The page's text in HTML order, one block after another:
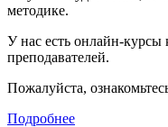
методике.
У нас есть онлайн-курсы
преподавателей.
Пожалуйста,
Подробнее